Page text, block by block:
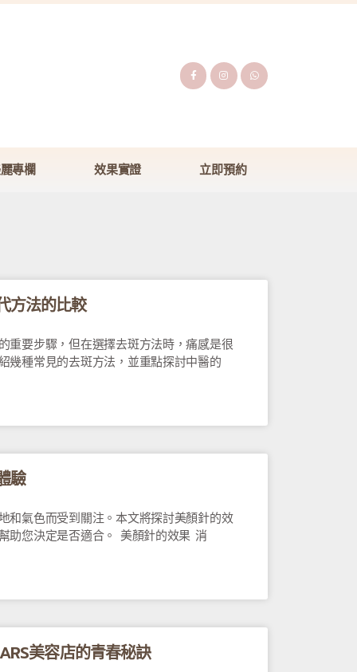
專欄 效果實證 立即預約
方法的比較
重要步驟，但在選擇去斑方法時，痛感是很
幾種常見的去斑方法，並重點探討中醫的
驗
和氣色而受到關注。本文將探討美顏針的效
助您決定是否適合。 美顏針的效果 消
美容店的青春秘訣